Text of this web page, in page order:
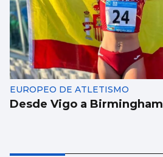
EUROPEO DE ATLETISMO
Desde Vigo a Birmingham